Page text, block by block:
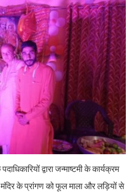
द्वारा जन्माष्टमी के कार्यक्रम
के प्रांगण को फूल माला और लड़ियों से